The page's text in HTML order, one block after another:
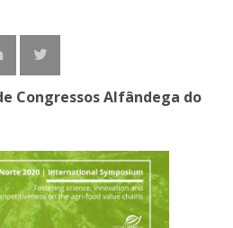
Congressos Alfândega do